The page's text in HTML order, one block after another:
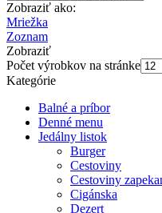
Zobraziť ako:
Mriežka
Zoznam
Zobraziť
Počet výrobkov na stránke
Kategórie
Balné a príbor
Denné menu
Jedálny listok
Burger
Cestoviny
Cestoviny
Cigánska
Dezert